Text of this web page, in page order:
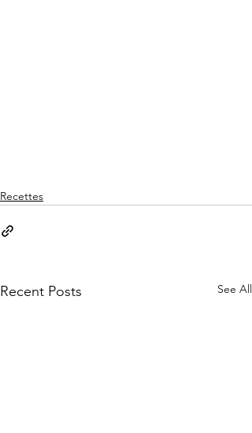
Recettes
Recent Posts See All